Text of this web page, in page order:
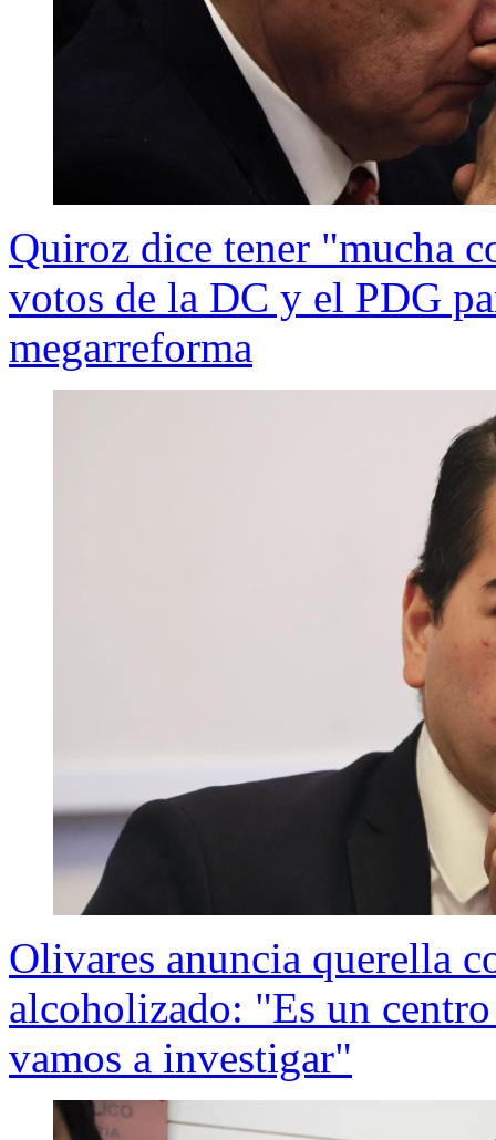
Quiroz dice tener "mucha
votos de la DC y el PDG
megarreforma
Olivares anuncia querella
alcoholizado: "Es un
vamos a investigar"